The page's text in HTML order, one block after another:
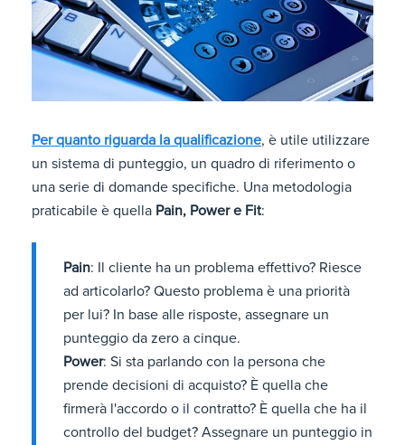
Per quanto riguarda la qualificazione, è utile utilizzare
un sistema di punteggio, un quadro di riferimento o
una serie di domande specifiche. Una metodologia
praticabile è quella Pain, Power e Fit:
Pain: Il cliente ha un problema effettivo? Riesce
ad articolarlo? Questo problema è una priorità
per lui? In base alle risposte, assegnare un
punteggio da zero a cinque.
Power: Si sta parlando con la persona che
prende decisioni di acquisto? È quella che
firmerà l'accordo o il contratto? È quella che ha il
controllo del budget? Assegnare un punteggio in